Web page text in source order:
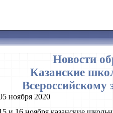
Новости
Казанские
Всероссийскому
ноября 2020